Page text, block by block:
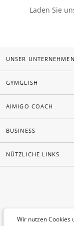
Laden Sie
Wir nutzen
UNSER UNTERNEHMEN
GYMGLISH
AIMIGO COACH
BUSINESS
NÜTZLICHE LINKS